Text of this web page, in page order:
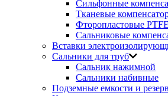
Сильфонные
Тканевые
Фторопластовые
Сальниковые
Вставки
Сальники для труб
Сальник нажимной
Сальники набивные
Подземные емкости и